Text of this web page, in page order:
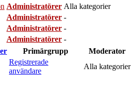
Administratörer Alla kategorier
Administratörer -
Administratörer -
Administratörer -
Primärgrupp
Moderator
Registrerade
användare
Alla kategorier